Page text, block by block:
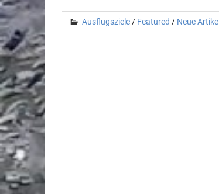
Ausflugsziele/ Featured / Neue Artikel